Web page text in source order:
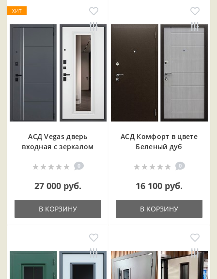
ХИТ
АСД Vegas дверь
входная с зеркалом
0
27 000 руб.
В КОРЗИНУ
АСД Комфорт в цвете
Беленый дуб
0
16 100 руб.
В КОРЗИНУ